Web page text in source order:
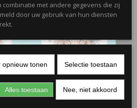
met andere gegevens die zij
door uw gebruik van hun diensten
opnieuw tonen Selectie toestaan
Alles toestaan Nee, niet akkoord